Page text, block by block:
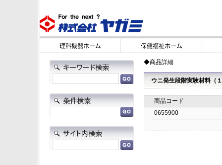
◆商品詳細
ウニ発生段階実験材料（
商品コード
0655900